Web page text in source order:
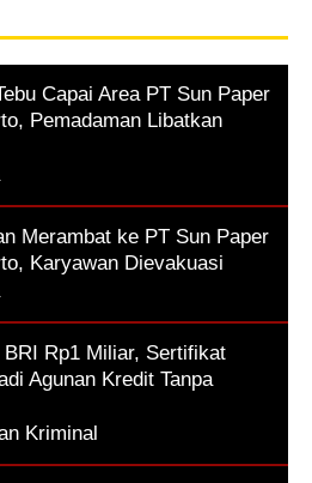
Capai Area PT Sun Paper
Pemadaman Libatkan
,
Merambat ke PT Sun Paper
Karyawan Dievakuasi
,
BRI Rp1 Miliar, Sertifikat
Agunan Kredit Tanpa
Kriminal